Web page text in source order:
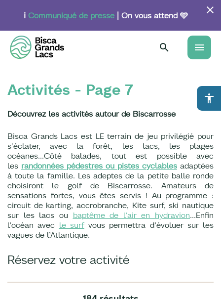
principal
ℹ️ Communiqué de presse| On vous attend 🩵
menu
accessibility
Activités - Page 7
Découvrez les activités autour de Biscarrosse
Bisca Grands Lacs est LE terrain de jeu privilégié pour
s'éclater, avec la forêt, les lacs, les plages
océanes...Côté balades, tout est possible avec
les randonnées pédestres ou pistes cyclables adaptées
à toute la famille. Les adeptes de la petite balle ronde
choisiront le golf de Biscarrosse. Amateurs de
sensations fortes, vous êtes servis ! Au programme :
circuit de karting, accrobranche, Kite surf, ski nautique
sur les lacs ou baptême de l’air en hydravion…Enfin
l’océan avec le surfvous permettra d’évoluer sur les
vagues de l’Atlantique.
Réservez votre activité